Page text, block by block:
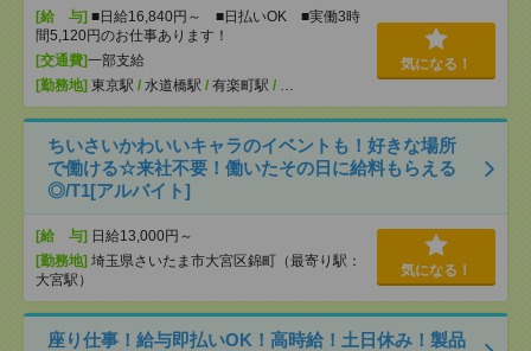
[給 与] ■日給16,840円～ ■日払いOK ■実働3時
間5,120円のお仕事あります！
[交通費]一部支給
[勤務地] 東京駅 / 水道橋駅 / 有楽町駅 / …
気になる！
ちいさいかわいいキャラのイベントも！好きな場所
で働ける☆来社不要！働いたその日に給料もらえる
◎/T1[アルバイト]
[給 与] 日給13,000円～
[勤務地] 埼玉県さいたま市大宮区錦町（最寄り駅：
大宮駅）
気になる！
座り仕事！給与即払いOK！高時給！土日休み！製品